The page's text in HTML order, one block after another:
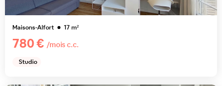
Maisons-Alfort 17m²
780 € /mois c.c.
Studio